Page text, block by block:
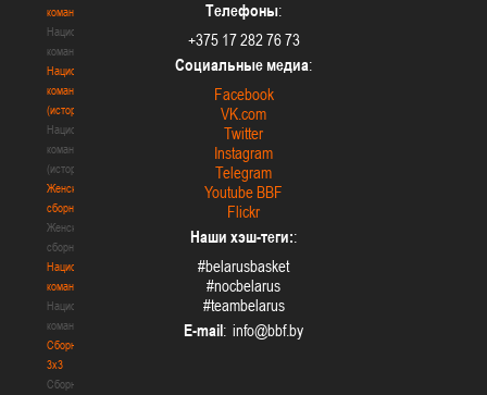
команда
Национальная
команда
Национальная
команда
(история)
Национальная
команда
(история)
Женские
сборные
Женские
сборные
Национальная
команда
Национальная
команда
Сборные
3х3
Сборные
Телефоны:
+375 17 282 76 73
Социальные медиа:
Facebook
VK.com
Twitter
Instagram
Telegram
Youtube BBF
Flickr
Наши хэш-теги::
#belarusbasket
#nocbelarus
#teambelarus
E-mail: